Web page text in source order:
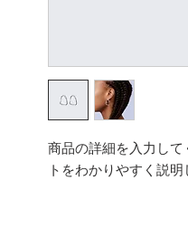
商品の詳細を入力し
トをわかりやすく説明